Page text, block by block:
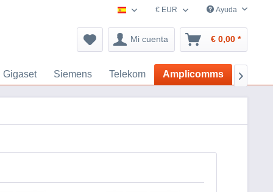
España accesorios-navegacion.es
€ EUR Ayuda
Mi cuenta € 0,00 *
Gigaset Siemens Telekom Amplicomms 